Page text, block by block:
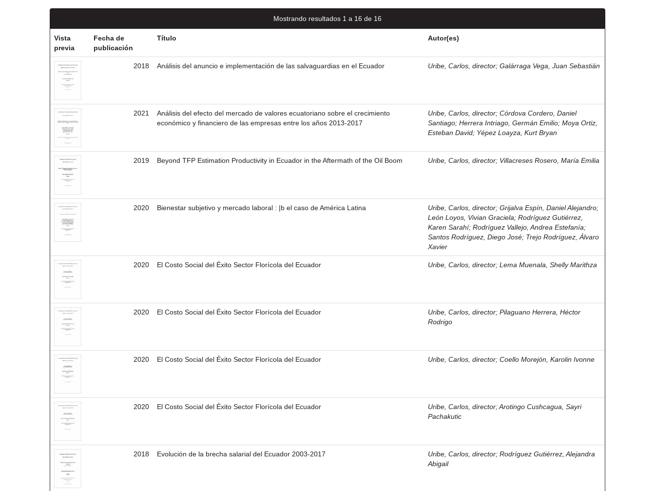
Mostrando resultados 1 a 16 de 16
Vista
previa
Fecha de
publicación
Título Autor(es)
2018 Análisis del anuncio e implementación de las salvaguardias en el Ecuador Uribe, Carlos, director; Galárraga Vega, Juan Sebastián
2021
Análisis del efecto del mercado de valores ecuatoriano sobre el crecimiento
económico y financiero de las empresas entre los años 2013-2017
Uribe, Carlos, director; Córdova Cordero, Daniel
Santiago; Herrera Intriago, Germán Emilio; Moya Ortiz,
Esteban David; Yépez Loayza, Kurt Bryan
2019 Beyond TFP Estimation Productivity in Ecuador in the Aftermath of the Oil Boom Uribe, Carlos, director; Villacreses Rosero, María Emilia
2020 Bienestar subjetivo y mercado laboral : |b el caso de América Latina Uribe, Carlos, director; Grijalva Espín, Daniel Alejandro;
León Loyos, Vivian Graciela; Rodríguez Gutiérrez,
Karen Sarahí; Rodríguez Vallejo, Andrea Estefanía;
Santos Rodríguez, Diego José; Trejo Rodríguez, Álvaro
Xavier
2020 El Costo Social del Éxito Sector Florícola del Ecuador Uribe, Carlos, director; Lema Muenala, Shelly Marithza
2020 El Costo Social del Éxito Sector Florícola del Ecuador Uribe, Carlos, director; Pilaguano Herrera, Héctor
Rodrigo
2020 El Costo Social del Éxito Sector Florícola del Ecuador Uribe, Carlos, director; Coello Morejón, Karolin Ivonne
2020 El Costo Social del Éxito Sector Florícola del Ecuador Uribe, Carlos, director;Arotingo Cushcagua, Sayri
Pachakutic
2018 Evolución de la brecha salarial del Ecuador 2003-2017 Uribe, Carlos, director; Rodríguez Gutiérrez, Alejandra
Abigail